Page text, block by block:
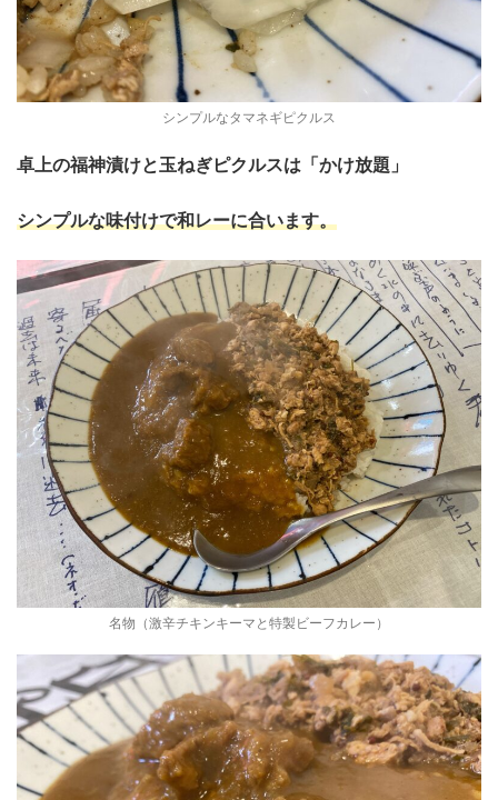
シンプルなタマネギピクルス
卓上の福神漬けと玉ねぎピクルスは「かけ放題」
シンプルな味付けで和レーに合います。
名物（激辛チキンキーマと特製ビーフカレー）